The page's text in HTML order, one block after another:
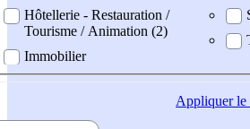
Hôtellerie - Restauration /
Tourisme / Animation (2)
Immobilier
Appliquerle